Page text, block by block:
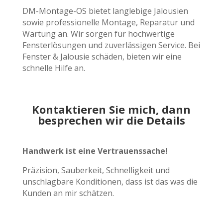
DM-Montage-OS bietet langlebige Jalousien
sowie professionelle Montage, Reparatur und
Wartung an. Wir sorgen für hochwertige
Fensterlösungen und zuverlässigen Service. Bei
Fenster & Jalousie schäden, bieten wir eine
schnelle Hilfe an.
Kontaktieren Sie mich, dann
besprechen wir die Details
Handwerk ist eine Vertrauenssache!
Präzision, Sauberkeit, Schnelligkeit und
unschlagbare Konditionen, dass ist das was die
Kunden an mir schätzen.